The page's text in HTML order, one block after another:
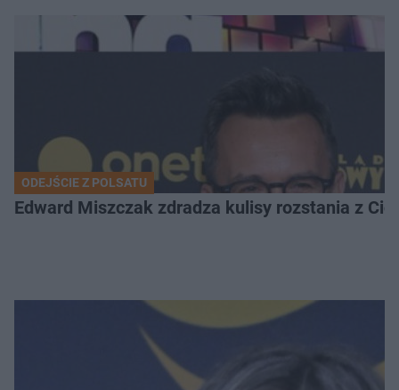
ODEJŚCIE Z POLSATU
Edward Miszczak zdradza kulisy rozstania z